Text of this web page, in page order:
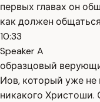
первых главах он
как должен общаться
10:33
Speaker A
образцовый
Иов, который уже не
никакого